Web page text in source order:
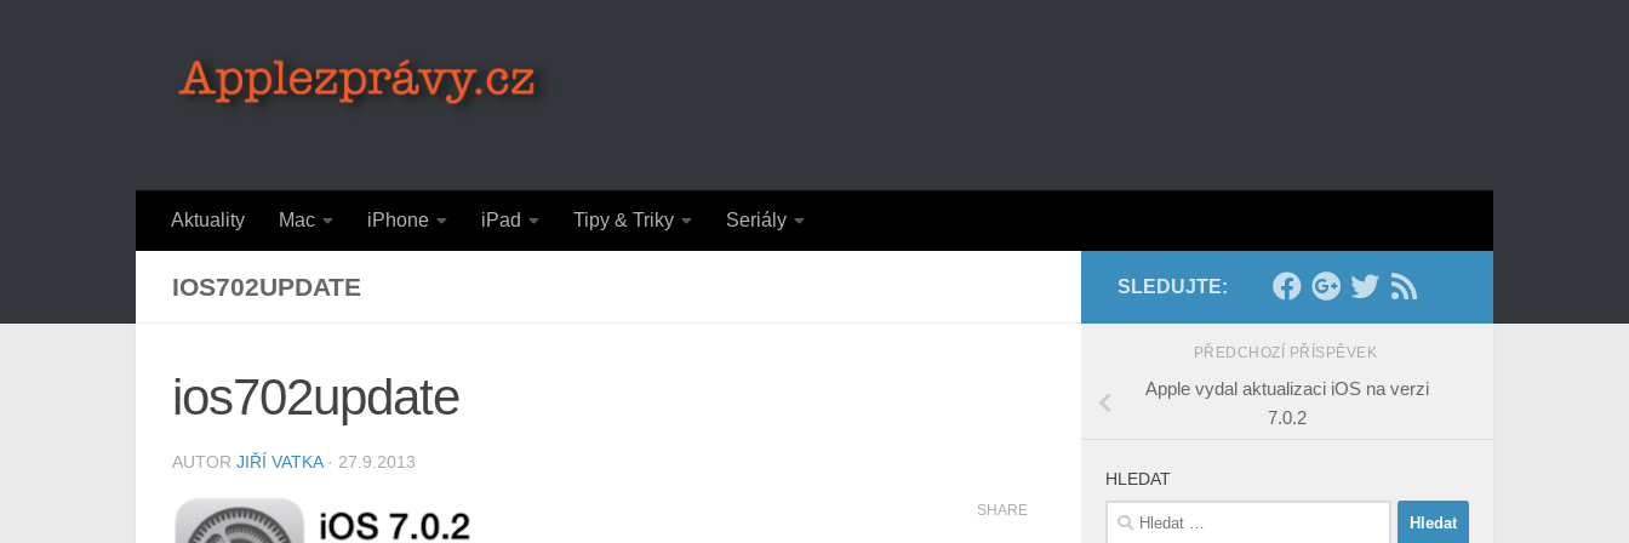
Aktuality Mac iPhone iPad Tipy & Triky Seriály
IOS702UPDATE
ios702update
AUTOR JIŘÍ VATKA · 27.9.2013
SHARE
SLEDUJTE:
PŘEDCHOZÍ PŘÍSPĚVEK
Apple vydal aktualizaci iOS na verzi
7.0.2
HLEDAT
Vyhledávání